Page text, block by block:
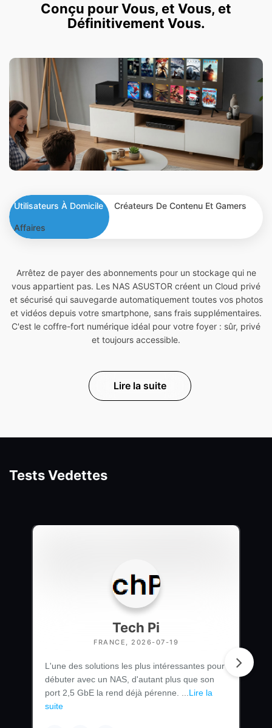
Conçu pour Vous, et Vous, et
Définitivement Vous.
Utilisateurs À Domicile Créateurs De Contenu Et Gamers
Affaires
Arrêtez de payer des abonnements pour un stockage qui ne
vous appartient pas. Les NAS ASUSTOR créent un Cloud privé
et sécurisé qui sauvegarde automatiquement toutes vos photos
et vidéos depuis votre smartphone, sans frais supplémentaires.
C'est le coffre-fort numérique idéal pour votre foyer : sûr, privé
et toujours accessible.
Lire la suite
Tests Vedettes
Tech Pi
FRANCE, 2026-07-19
L'une des solutions les plus intéressantes pour
débuter avec un NAS, d'autant plus que son
port 2,5 GbE la rend déjà pérenne. ... Lire la
suite